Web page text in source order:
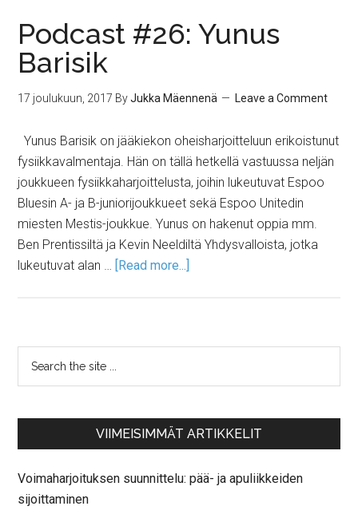
Podcast #26: Yunus
Barisik
17 joulukuun, 2017 ByJukka Mäennenä Leave a Comment
Yunus Barisik on jääkiekon oheisharjoitteluun erikoistunut
fysiikkavalmentaja. Hän on tällä hetkellä vastuussa neljän
joukkueen fysiikkaharjoittelusta, joihin lukeutuvat Espoo
Bluesin A- ja B-juniorijoukkueet sekä Espoo Unitedin
miesten Mestis-joukkue. Yunus on hakenut oppia mm.
Ben Prentissiltä ja Kevin Neeldiltä Yhdysvalloista, jotka
lukeutuvat alan … [Read more...]
VIIMEISIMMÄT ARTIKKELIT
Voimaharjoituksen suunnittelu: pää- ja apuliikkeiden
sijoittaminen